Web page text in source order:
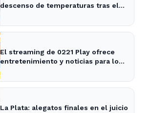
descenso de temperaturas tras el
El streaming de 0221 Play ofrece
entretenimiento y noticias para los
La Plata: alegatos finales en el juicio